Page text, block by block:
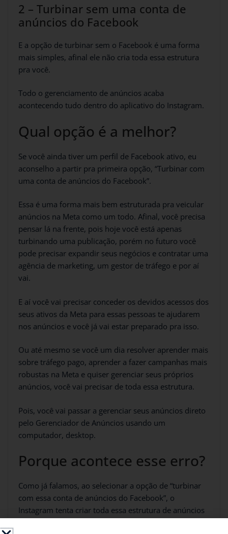
2 – Turbinar sem uma conta de
anúncios do Facebook
E a opção de turbinar sem o Facebook é uma forma
mais simples, afinal ele não cria toda essa estrutura
pra você.
Todo o gerenciamento de anúncios acaba
acontecendo tudo dentro do aplicativo do Instagram.
Qual opção é a melhor?
Se você ainda tiver um perfil de Facebook ativo, eu
aconselho a partir pra primeira opção, “Turbinar com
uma conta de anúncios do Facebook”.
Essa é uma forma mais bem estruturada pra veicular
anúncios na Meta como um todo. Afinal, você precisa
pensar lá na frente, pois hoje você está apenas
turbinando uma publicação, porém no futuro você
pode precisar expandir seus negócios e contratar uma
agência de marketing, um gestor de tráfego e por aí
vai.
E aí você vai precisar conceder os devidos acessos dos
seus ativos da Meta para essas pessoas te ajudarem
nos anúncios e você já vai estar preparado pra isso.
Ou até mesmo se você um dia resolver aprender mais
sobre tráfego pago, aprender a fazer campanhas mais
robustas na Meta e quiser gerenciar seus próprios
anúncios, você vai precisar de toda essa estrutura.
Pois, você vai passar a gerenciar seus anúncios direto
pelo Gerenciador de Anúncios usando um
computador, desktop.
Porque acontece esse erro?
Como já falamos, ao selecionar a opção de “turbinar
com essa conta de anúncios do Facebook”, o
Instagram tenta criar toda essa estrutura de anúncios